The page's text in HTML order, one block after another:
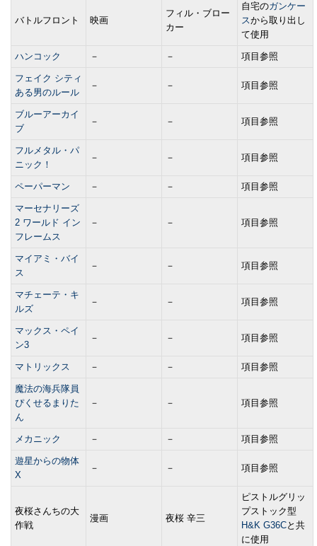
バトルフロント 映画
フィル・ブロー
カー
自宅のガンケー
スから取り出し
て使用
ハンコック － － 項目参照
フェイク シティ
ある男のルール
－ － 項目参照
ブルーアーカイ
ブ
－ － 項目参照
フルメタル・パ
ニック！
－ － 項目参照
ペーパーマン － － 項目参照
マーセナリーズ
2 ワールド イン
フレームス
－ － 項目参照
マイアミ・バイ
ス
－ － 項目参照
マチェーテ・キ
ルズ
－ － 項目参照
マックス・ペイ
ン3
－ － 項目参照
マトリックス － － 項目参照
魔法の海兵隊員
ぴくせるまりた
ん
－ － 項目参照
メカニック － － 項目参照
遊星からの物体
X
－ － 項目参照
夜桜さんちの大
作戦
漫画 夜桜 辛三
ピストルグリッ
プストック型
H&K G36Cと共
に使用